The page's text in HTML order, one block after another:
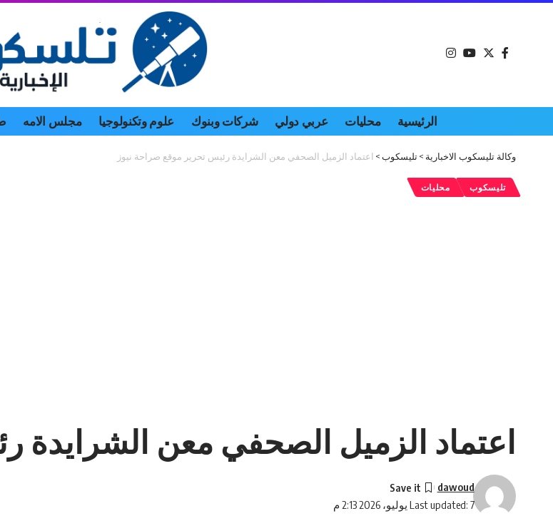
الرئيسية محليات عربي دولي شركات وبنوك علوم وتكنولوجيا مجلس الامه
وكالة تليسكوب الاخبارية >تليسكوب> اعتماد الزميل الصحفي معن الشرايدة رئيس تحرير موقع صراحة نيوز
تليسكوب محليات
اعتماد الزميل الصحفي معن الشرايدة
Last updated: 7 يوليو، 2026 2:13 م
dawoud